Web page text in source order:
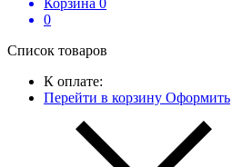
Корзина 0
0
Список товаров
К оплате:
Перейти в корзину Оформить